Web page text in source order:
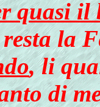
quasi
la
, li
di